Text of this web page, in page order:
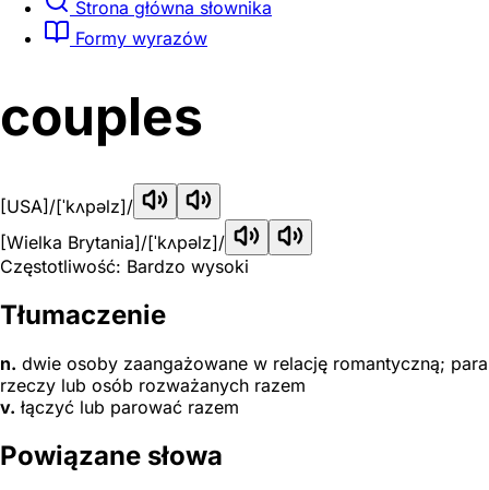
Strona główna słownika
Formy wyrazów
couples
[USA] /[ˈkʌpəlz]/
[Wielka Brytania]/[ˈkʌpəlz]/
Częstotliwość: Bardzo wysoki
Tłumaczenie
n. dwie osoby zaangażowane w relację romantyczną; para
rzeczy lub osób rozważanych razem
v. łączyć lub parować razem
Powiązane słowa